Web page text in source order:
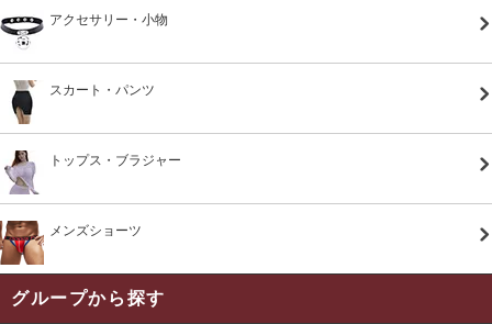
アクセサリー・小物
スカート・パンツ
トップス・ブラジャー
メンズショーツ
グループから探す